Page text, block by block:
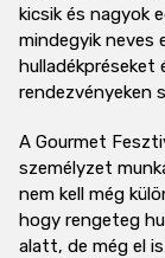
kicsik és nagyok
mindegyik neves
hulladékpréseket
rendezvényeken
A Gourmet
személyzet
nem kell még
hogy rengeteg
alatt, de még el